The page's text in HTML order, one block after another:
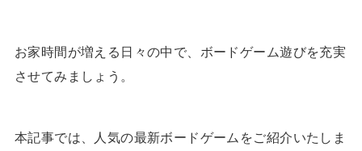
お家時間が増える日々の中で、ボードゲーム遊びを充実
させてみましょう。
本記事では、人気の最新ボードゲームをご紹介いたしま